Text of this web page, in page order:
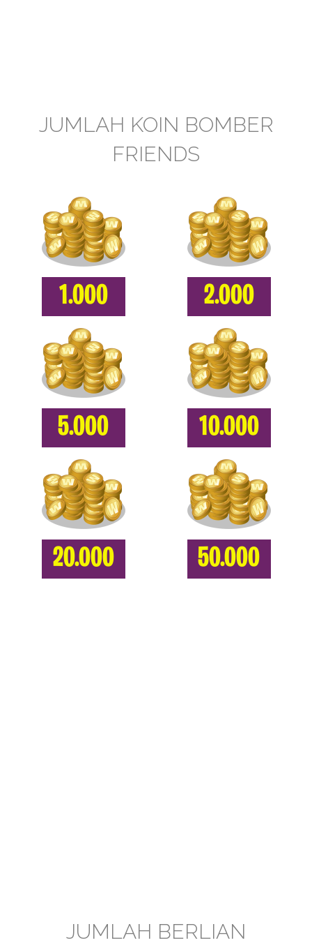
JUMLAH KOIN BOMBER
FRIENDS
1.000 2.000
5.000 10.000
20.000 50.000
JUMLAH BERLIAN